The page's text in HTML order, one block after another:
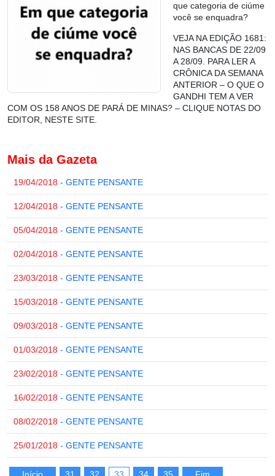
que categoria de ciúme
você se enquadra?
VEJA NA EDIÇÃO 1681:
NAS BANCAS DE 22/09
A 28/09. PARA LER A
CRÔNICA DA SEMANA
ANTERIOR – O QUE O
GANDHI TEM A VER
COM OS 158 ANOS DE PARÁ DE MINAS? – CLIQUE NOTAS DO
EDITOR, NESTE SITE.
Mais da Gazeta
19/04/2018 - GENTE PENSANTE
12/04/2018 - GENTE PENSANTE
05/04/2018 - GENTE PENSANTE
02/04/2018 - GENTE PENSANTE
23/03/2018 - GENTE PENSANTE
15/03/2018 - GENTE PENSANTE
09/03/2018 - GENTE PENSANTE
01/03/2018 - GENTE PENSANTE
23/02/2018 - GENTE PENSANTE
16/02/2018 - GENTE PENSANTE
08/02/2018 - GENTE PENSANTE
25/01/2018 - GENTE PENSANTE